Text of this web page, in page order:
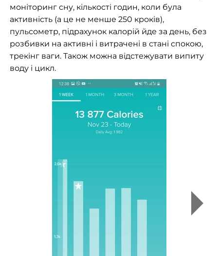
моніторинг сну, кількості годин, коли була
активність (а це не менше 250 кроків),
пульсометр, підрахунок калорій йде за день, без
розбивки на активні і витрачені в стані спокою,
трекінг ваги. Також можна відстежувати випиту
воду і цикл.